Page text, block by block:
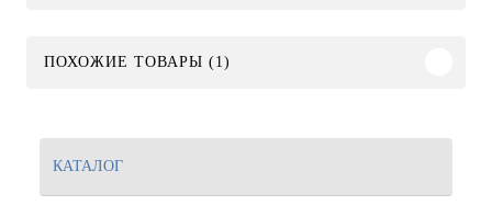
ПОХОЖИЕ ТОВАРЫ (1)
КАТАЛОГ